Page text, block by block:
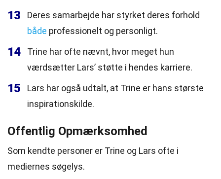
13
Deres samarbejde har styrket deres forhold
både professionelt og personligt.
14
Trine har ofte nævnt, hvor meget hun
værdsætter Lars’ støtte i hendes karriere.
15
Lars har også udtalt, at Trine er hans største
inspirationskilde.
Offentlig Opmærksomhed
Som kendte personer er Trine og Lars ofte i
mediernes søgelys.